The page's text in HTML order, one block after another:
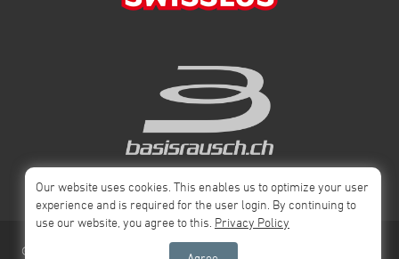
© 2026 Swiss Impressum
Our website uses cookies. This enables us to optimize your user
experience and is required for the user login. By continuing to
use our website, you agree to this. Privacy Policy